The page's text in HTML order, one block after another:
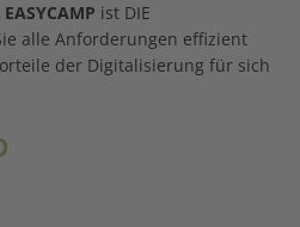
EASYCAMP ist DIE
alle Anforderungen effizient
der Digitalisierung für sich